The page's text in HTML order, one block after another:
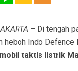
– Di tengah
heboh Indo Defence
taktis listrik